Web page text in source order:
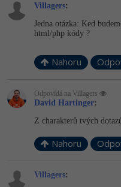
­Villagers:
Jedna otázka: Ked
html/php kódy ?
Nahoru
Odpovídá na ­Villagers
David Hartinger:
Z charakterů tvých
Nahoru
­Villagers: